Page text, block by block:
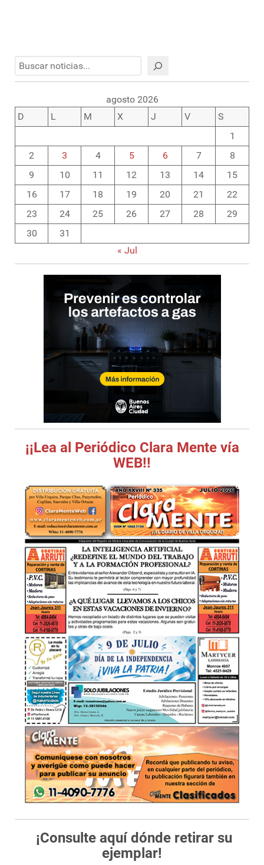
Buscar
agosto 2026
D
L M X J V
S
1
2
3 4 5 6 7
8
9
10 11 12 13 14
15
16
17 18 19 20 21
22
23
24 25 26 27 28
29
30
31
« Jul
¡¡Lea al Periódico Clara Mente vía
WEB!!
¡Consulte aquí dónde retirar su
ejemplar!